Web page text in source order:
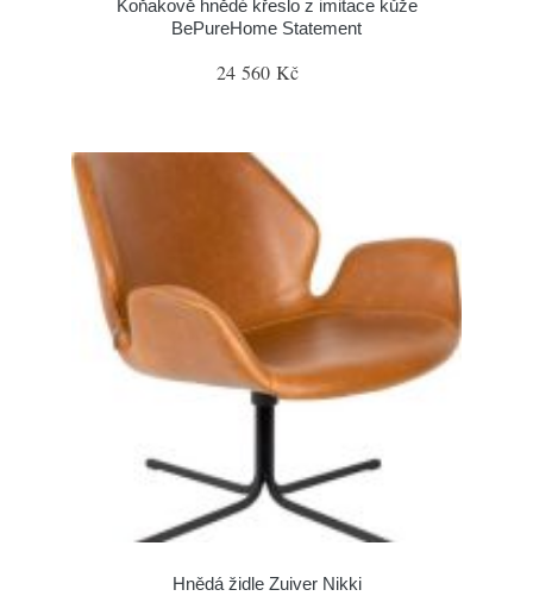
Koňakově hnědé křeslo z imitace kůže
BePureHome Statement
24 560 Kč
Hnědá židle Zuiver Nikki